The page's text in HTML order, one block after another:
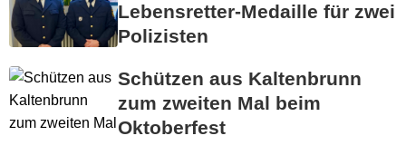
Lebensretter-Medaille für zwei
Polizisten
Schützen aus Kaltenbrunn
zum zweiten Mal beim
Oktoberfest